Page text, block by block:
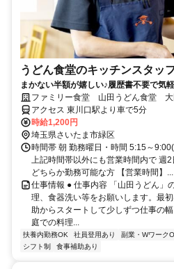
うどん食堂のキッチンスタッ
まかない半額が嬉しい♪履歴書不要で気
談可能！土日勤務歓迎！
ファミリー食堂 山田うどん食堂 大
アクセス 東川口駅より車で5分
時給1,200円
埼玉県さいたま市緑区
時間帯 朝 勤務曜日・時間 5:15～
上記時間帯以外にも営業時間内で 週
どちらか勤務可能な方 【営業時間】...
仕事情報 ● 仕事内容 「山田うどん」
理、食器洗い等をお願いします。最
助からスタートして少しずつ仕事の
庭での料理...
扶養内勤務OK 社員登用あり 副業・Wワーク
シフト制
食事補助あり